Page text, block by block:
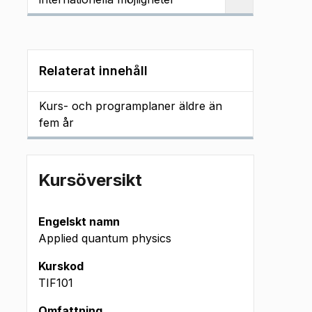
Relaterat innehåll
Kurs- och programplaner äldre än
fem år
Kursöversikt
Engelskt namn
Applied quantum physics
Kurskod
TIF101